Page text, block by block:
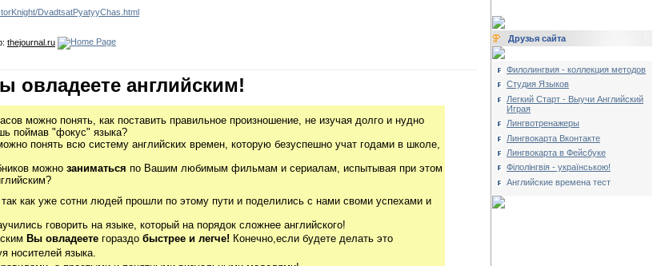
DvadtsatPyatyyChas.html
thejournal.ru
овладеете английским!
можно понять, как поставить правильное произношение, не изучая долго и нудно
поймав "фокус" языка?
понять всю систему английских времен, которую безуспешно учат годами в школе,
можно заниматься по Вашим любимым фильмам и сериалам, испытывая при этом
как уже сотни людей прошли по этому пути и поделились с нами своми успехами и
говорить на языке, который на порядок сложнее английского!
Вы овладеете гораздо быстрее и легче! Конечно,если будете делать это
носителей языка.
Друзья сайта
Филолингвия - коллекция методов
Студия Языков
Легкий Старт - Выучи Английский
Играя
Лингвотренажеры
Лингвокарта Вконтакте
Лингвокарта в Фейсбуке
Філолінгвія - українською!
Английские времена тест